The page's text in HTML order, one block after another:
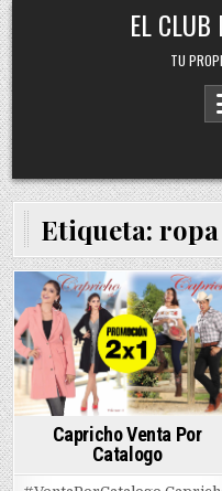
Skip
to
content
EL CLUB
TU
Etiqueta:
Posted
in
Capricho Venta Por
Catalogo